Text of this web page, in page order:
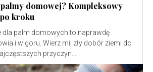
domowej? Kompleksowy
kroku
dla palm domowych to naprawdę
i wigoru. Wierz mi, zły dobór ziemi do
przyczyn...